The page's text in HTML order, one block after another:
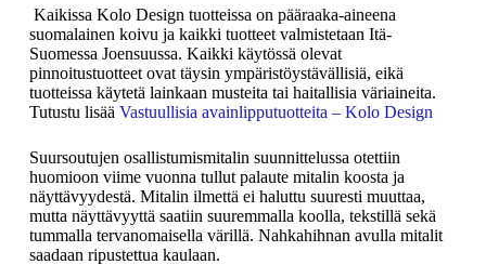
Kaikissa Kolo Design tuotteissa on pääraaka-aineena
suomalainen koivu ja kaikki tuotteet valmistetaan Itä-
Suomessa Joensuussa. Kaikki käytössä olevat
pinnoitustuotteet ovat täysin ympäristöystävällisiä, eikä
tuotteissa käytetä lainkaan musteita tai haitallisia väriaineita.
Tutustu lisää Vastuullisia avainlipputuotteita – Kolo Design
Suursoutujen osallistumismitalin suunnittelussa otettiin
huomioon viime vuonna tullut palaute mitalin koosta ja
näyttävyydestä. Mitalin ilmettä ei haluttu suuresti muuttaa,
mutta näyttävyyttä saatiin suuremmalla koolla, tekstillä sekä
tummalla tervanomaisella värillä. Nahkahihnan avulla mitalit
saadaan ripustettua kaulaan.